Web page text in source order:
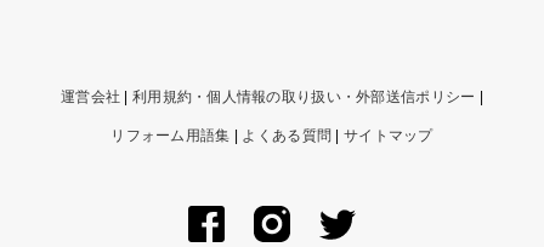
運営会社 利用規約・個人情報の取り扱い・外部送信ポリシー
リフォーム用語集 よくある質問 サイトマップ